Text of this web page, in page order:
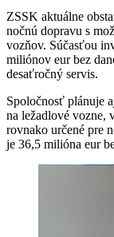
ZSSK aktuálne
nočnú dopravu s
vozňov. Súčasťou
miliónov eur bez
desaťročný servis.
Spoločnosť plánuje
na ležadlové vozne,
rovnako určené pre
je 36,5 milióna eur